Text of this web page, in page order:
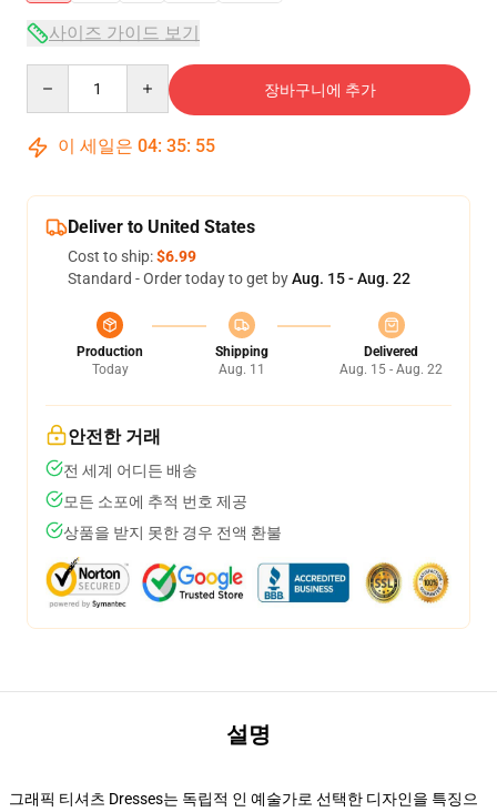
사이즈 가이드 보기
장바구니에 추가
이 세일은 04: 35: 54
Deliver to United States
Cost to ship:$6.99
Standard - Order today to get byAug. 15 - Aug. 22
Production
Today
Shipping
Aug. 11
Delivered
Aug. 15 - Aug. 22
안전한 거래
전 세계 어디든 배송
모든 소포에 추적 번호 제공
상품을 받지 못한 경우 전액 환불
설명
그래픽 티셔츠 Dresses는 독립적 인 예술가로 선택한 디자인을 특징으